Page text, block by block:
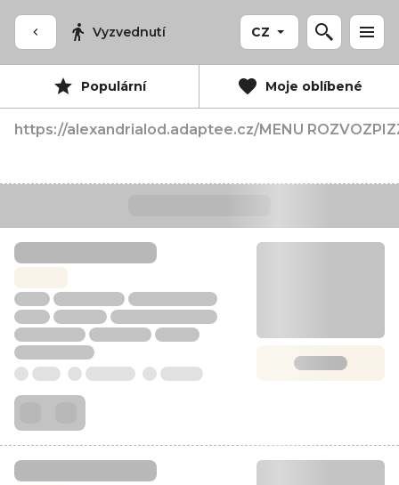
Vyzvednutí CZ
Populární Moje oblíbené
https://alexandrialod.adaptee.cz/MENU ROZVOZ